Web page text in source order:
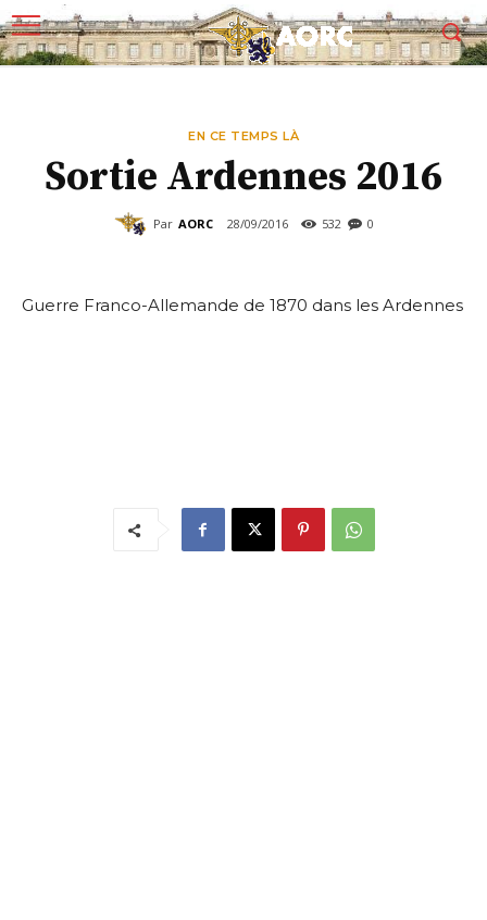
EN CE TEMPS LÀ
Sortie Ardennes 2016
Par AORC 28/09/2016 532 0
Guerre Franco-Allemande de 1870 dans les Ardennes